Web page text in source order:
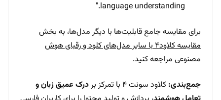
language understanding."
برای مقایسه جامع قابلیت‌ها با دیگر مدل‌ها، به بخش
مقایسه کلاود۴ با سایر مدل‌های کلود و رقبای هوش
مصنوعی مراجعه کنید.
جمع‌بندی: کلاود سونت ۴ با تمرکز بر
درک عمیق زبان و